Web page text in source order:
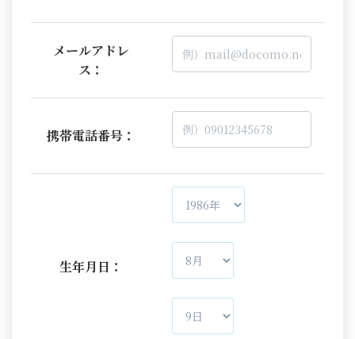
メールアドレ
ス：
携帯電話番号：
生年月日：